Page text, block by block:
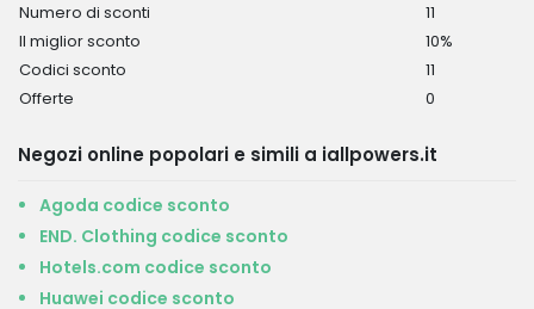
Numero di sconti
11
Il miglior sconto
10%
Codici sconto
11
Offerte
0
Negozi online popolari e simili a iallpowers.it
Agoda codice sconto
END. Clothing codice sconto
Hotels.com codice sconto
Huawei codice sconto